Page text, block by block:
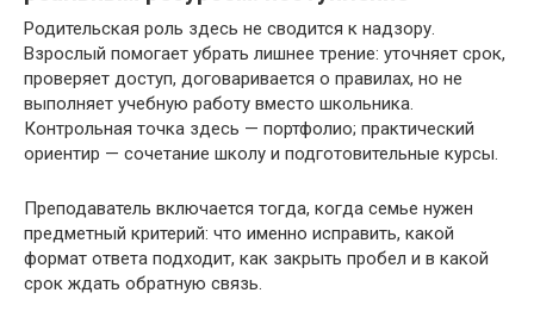
Родительская роль здесь не сводится к надзору.
Взрослый помогает убрать лишнее трение: уточняет срок,
проверяет доступ, договаривается о правилах, но не
выполняет учебную работу вместо школьника.
Контрольная точка здесь — портфолио; практический
ориентир — сочетание школу и подготовительные курсы.
Преподаватель включается тогда, когда семье нужен
предметный критерий: что именно исправить, какой
формат ответа подходит, как закрыть пробел и в какой
срок ждать обратную связь.